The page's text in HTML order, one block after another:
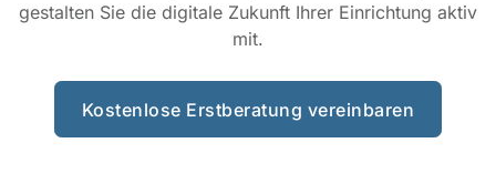
gestalten Sie die digitale Zukunft Ihrer Einrichtung aktiv
mit.
Kostenlose Erstberatung vereinbaren